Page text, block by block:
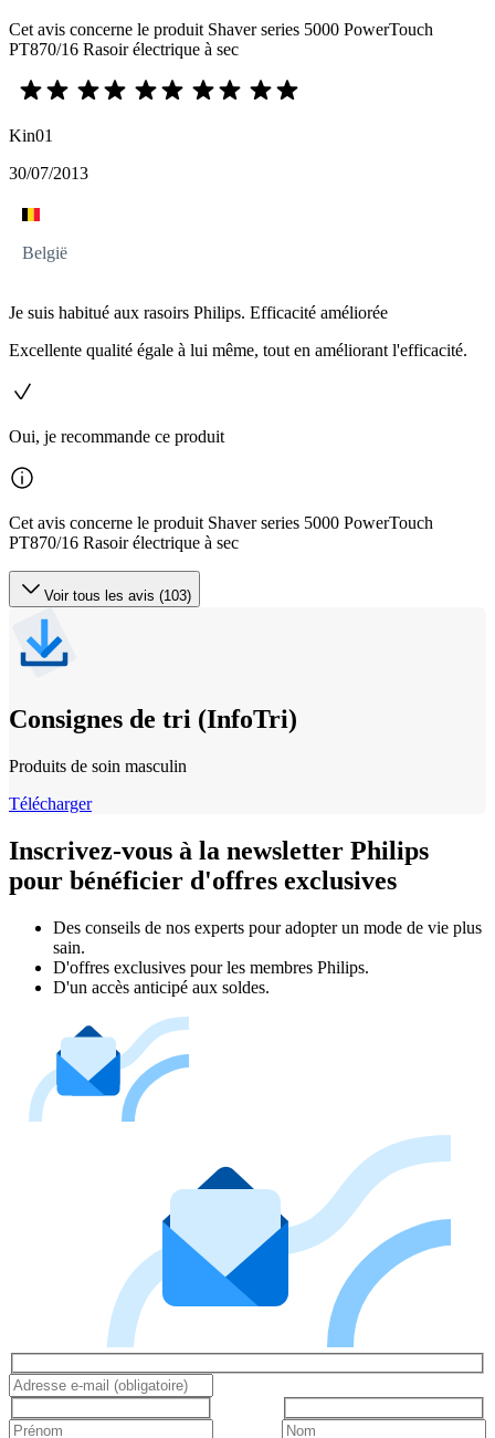
Cet avis concerne le produit Shaver series 5000 PowerTouch
PT870/16 Rasoir électrique à sec
Kin01
30/07/2013
België
Je suis habitué aux rasoirs Philips. Efficacité améliorée
Excellente qualité égale à lui même, tout en améliorant l'efficacité.
Oui, je recommande ce produit
Cet avis concerne le produit Shaver series 5000 PowerTouch
PT870/16 Rasoir électrique à sec
Voir tous les avis (103)
Consignes de tri (InfoTri)
Produits de soin masculin
Télécharger
Inscrivez-vous à la newsletter Philips
pour bénéficier d'offres exclusives
Des conseils de nos experts pour adopter un mode de vie plus
sain.
D'offres exclusives pour les membres Philips.
D'un accès anticipé aux soldes.